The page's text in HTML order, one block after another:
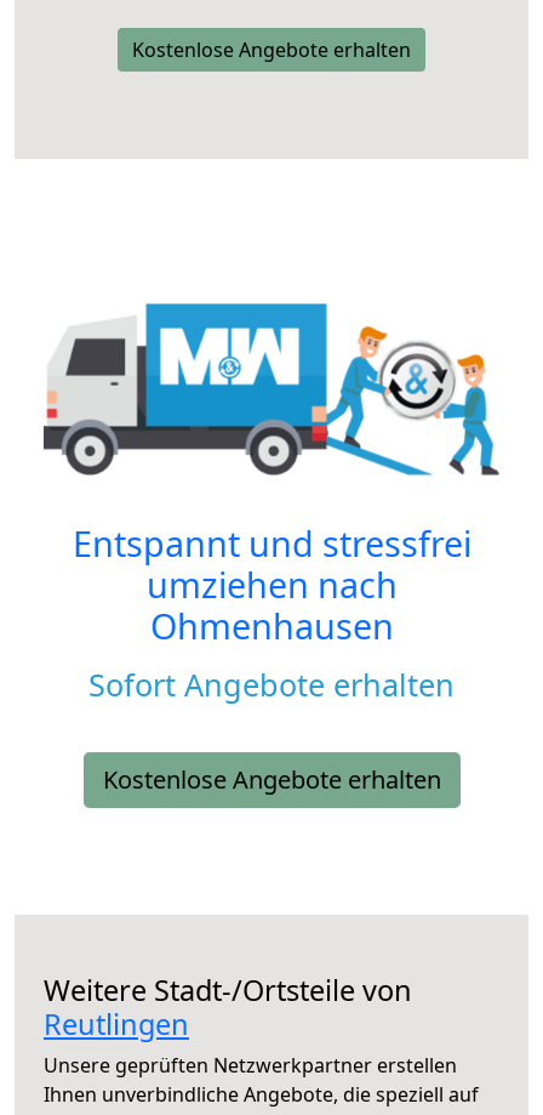
Kostenlose Angebote erhalten
Entspannt und stressfrei
umziehen nach
Ohmenhausen
Sofort Angebote erhalten
Kostenlose Angebote erhalten
Weitere Stadt-/Ortsteile von
Reutlingen
Unsere geprüften Netzwerkpartner erstellen
Ihnen unverbindliche Angebote, die speziell auf